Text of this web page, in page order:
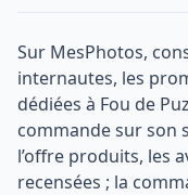
Sur MesPhotos,
internautes, les
dédiées à Fou de
commande sur son
l’offre produits, les
recensées ; la